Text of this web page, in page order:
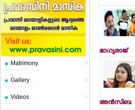
Matrimony
Gallery
Videos
ഭാഗ്യരാജ്
അന്‍സിബ